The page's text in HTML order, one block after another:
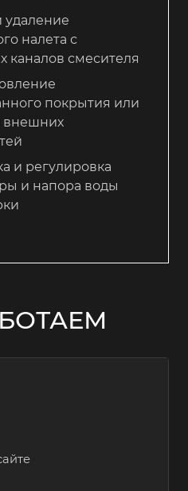
удаление
налета с
каналов смесителя
покрытия или
внешних
и регулировка
и напора воды